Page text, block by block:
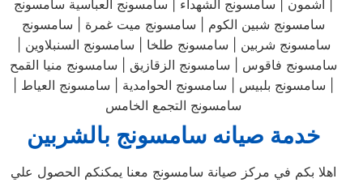
سامسونج شبين الكوم | سامسونج ميت غمرة | سامسونج
سامسونج شربين | سامسونج طلخا | سامسونج السنبلاوين |
سامسونج فاقوس | سامسونج الزقازيق | سامسونج منيا القمح
| سامسونج بلبيس | سامسونج الحوامدية | سامسونج العياط |
سامسونج التجمع الخامس
خدمة صيانه سامسونج بالشربين
اهلا بكم في مركز صيانة سامسونج معنا يمكنكم الحصول علي